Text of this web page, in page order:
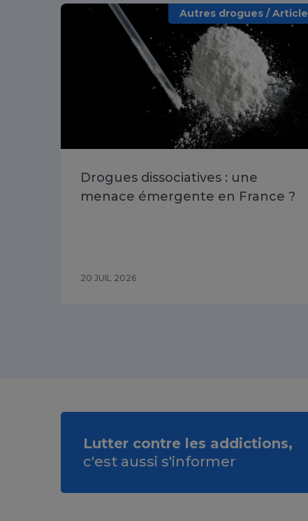
Autres drogues / Article
Drogues dissociatives : une
menace émergente en France ?
20 JUIL 2026
Lutter contre les addictions,
c'est aussi s'informer